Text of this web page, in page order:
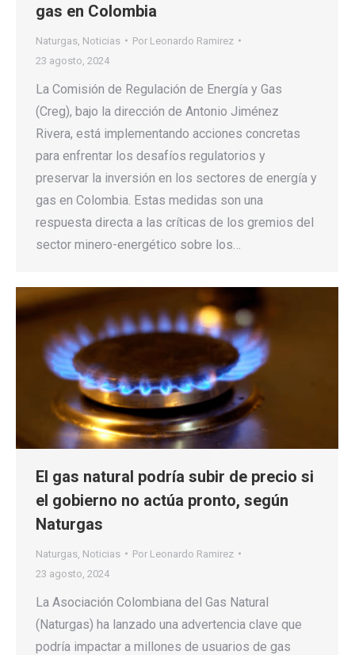
gas en Colombia
Naturgas Noticias Por Leonardo Ramirez
23 agosto, 2024
La Comisión de Regulación de Energía y Gas
(Creg), bajo la dirección de Antonio Jiménez
Rivera, está implementando acciones concretas
para enfrentar los desafíos regulatorios y
preservar la inversión en los sectores de energía y
gas en Colombia. Estas medidas son una
respuesta directa a las críticas de los gremios del
sector minero-energético sobre los…
El gas natural podría subir de precio si
el gobierno no actúa pronto, según
Naturgas
Naturgas Noticias Por Leonardo Ramirez
23 agosto, 2024
La Asociación Colombiana del Gas Natural
(Naturgas) ha lanzado una advertencia clave que
podría impactar a millones de usuarios de gas